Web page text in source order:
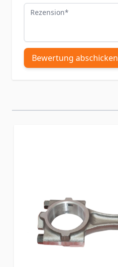
Rezension
Bewertung abschicken